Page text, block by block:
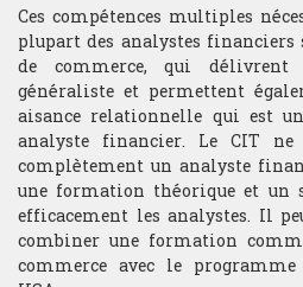
Gestion du stress
Analyse technique
Stratégie du trader
Compétition et challenge
RECHERCHE
Ces compétences multiples
plupart des analystes
de commerce, qui délivrent
généraliste et permettent
aisance relationnelle qui est
analyste financier. Le CIT
complètement un analyste
une formation théorique et un
efficacement les analystes. Il
combiner une formation
commerce avec le